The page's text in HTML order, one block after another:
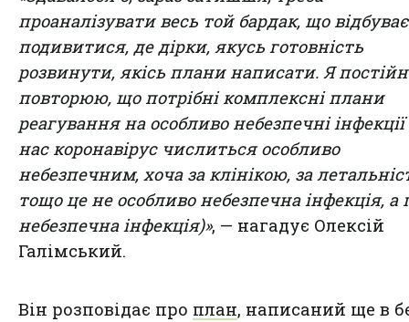
проаналізувати весь той бардак, що
подивитися, де дірки, якусь готовність
розвинути, якісь плани написати. Я
повторюю, що потрібні комплексні плани
реагування на особливо небезпечні інфекції
нас коронавірус числиться особливо
небезпечним, хоча за клінікою, за
тощо це не особливо небезпечна інфекція, а
небезпечна інфекція)», — нагадує Олексій
Галімський.
Він розповідає про план, написаний ще в